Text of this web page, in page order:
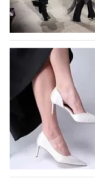
На участие в
подано 1047
На участие в
которая пройдет
по 1 октября, уже
половину из них
коллекции
07.08.2026 497